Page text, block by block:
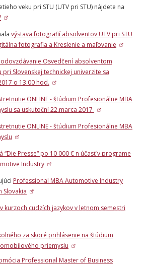
veku pri STU (UTV pri STU) nájdete na
výstava fotografií absolventov UTV pri STU
fotografia a Kreslenie a maľovanie
odovzdávanie Osvedčení absolventom
Slovenskej technickej univerzite sa
o 13.00 hod.
ONLINE - štúdium Profesionálne MBA
sa uskutoční 22.marca 2017
ONLINE - štúdium Profesionálne MBA
“Die Presse“ po 10 000 € n účasť v programe
Industry
Professional MBA Automotive Industry
Slovakia
kurzoch cudzích jazykov v letnom semestri
za skoré prihlásenie na štúdium
priemyslu
Professional Master of Business